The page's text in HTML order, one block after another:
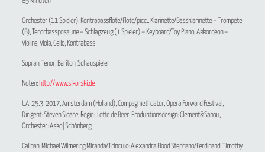
Orchester (11 Spieler): Kontrabassflöte/Flöte/picc.. Klarinette/Bassklarinette – Trompete
(B), Tenorbassposaune – Schlagzeug (1 Spieler) – Keyboard/Toy Piano, Akkordeon –
Violine, Viola, Cello, Kontrabass
Sopran, Tenor, Bariton, Schauspieler
Noten: http://www.sikorski.de
UA: 25.3. 2017, Amsterdam (Holland), Compagnietheater, Opera Forward Festival,
Dirigent: Steven Sloane, Regie: Lotte de Beer, Produktionsdesign: Clement&Sanou,
Orchester: Asko|Schönberg
Caliban: Michael Wilmering Miranda/Trinculo: Alexandra Flood Stephano/Ferdinand: Timothy